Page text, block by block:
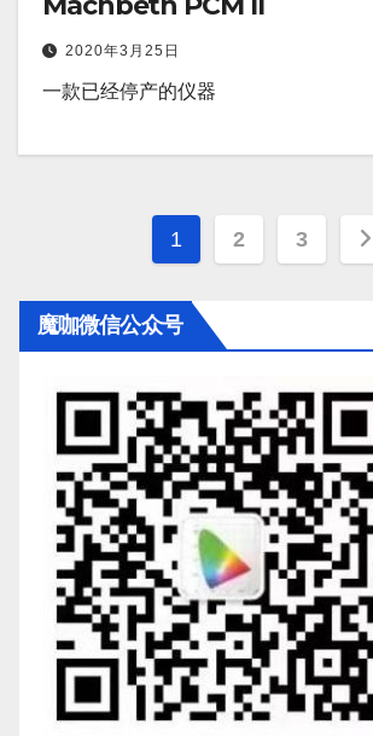
2020年3月25日
一款已经停产的仪器
文
章
导
航
1 2 3
魔咖微信公众号